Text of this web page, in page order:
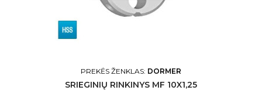
PREKĖS ŽENKLAS: DORMER
SRIEGINIŲ RINKINYS MF 10X1,25